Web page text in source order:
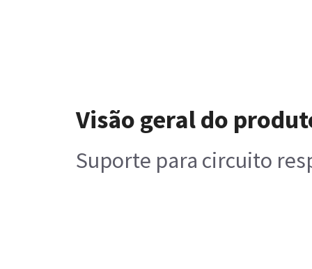
Visão geral do
Suporte para circuito